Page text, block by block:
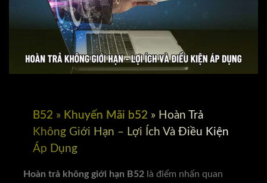
B52 » Khuyến Mãi b52 » Hoàn Trả
Không Giới Hạn – Lợi Ích Và Điều Kiện
Áp Dụng
Hoàn trả không giới hạn B52 là điểm nhấn quan